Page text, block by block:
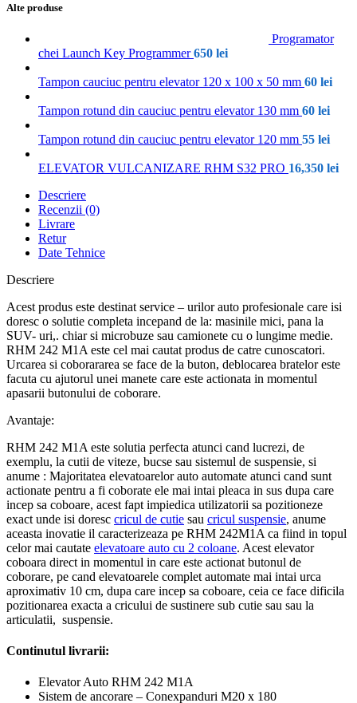
Alte produse
Programator
chei Launch Key Programmer650 lei
Tampon cauciuc pentru elevator 120 x 100 x 50 mm 60 lei
Tampon rotund din cauciuc pentru elevator 130 mm 60 lei
Tampon rotund din cauciuc pentru elevator 120 mm 55 lei
ELEVATOR VULCANIZARE RHM S32 PRO 16,350 lei
Descriere
Recenzii (0)
Livrare
Retur
Date Tehnice
Descriere
Acest produs este destinat service – urilor auto profesionale care isi
doresc o solutie completa incepand de la: masinile mici, pana la
SUV- uri,. chiar si microbuze sau camionete cu o lungime medie.
RHM 242 M1A este cel mai cautat produs de catre cunoscatori.
Urcarea si coborararea se face de la buton, deblocarea bratelor este
facuta cu ajutorul unei manete care este actionata in momentul
apasarii butonului de coborare.
Avantaje:
RHM 242 M1A este solutia perfecta atunci cand lucrezi, de
exemplu, la cutii de viteze, bucse sau sistemul de suspensie, si
anume : Majoritatea elevatoarelor auto automate atunci cand sunt
actionate pentru a fi coborate ele mai intai pleaca in sus dupa care
incep sa coboare, acest fapt impiedica utilizatorii sa pozitioneze
exact unde isi doresc cricul de cutie sau cricul suspensie, anume
aceasta inovatie il caracterizeaza pe RHM 242M1A ca fiind in topul
celor mai cautate elevatoare auto cu 2 coloane. Acest elevator
coboara direct in momentul in care este actionat butonul de
coborare, pe cand elevatoarele complet automate mai intai urca
aproximativ 10 cm, dupa care incep sa coboare, ceia ce face dificila
pozitionarea exacta a cricului de sustinere sub cutie sau sau la
articulatii, suspensie.
Continutul livrarii:
Elevator Auto RHM 242 M1A
Sistem de ancorare – Conexpanduri M20 x 180